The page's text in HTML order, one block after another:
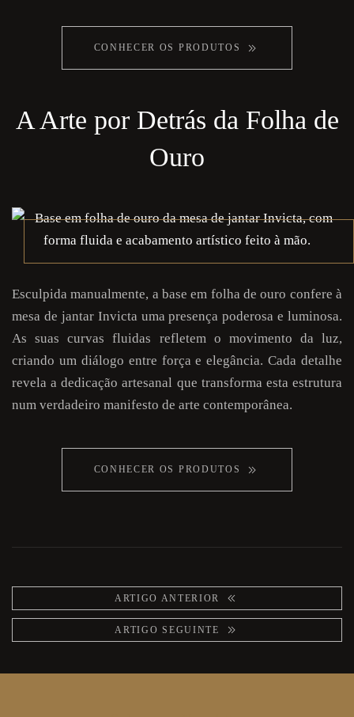
CONHECER OS PRODUTOS
A Arte por Detrás da Folha de
Ouro
Esculpida manualmente, a base em folha de ouro confere à
mesa de jantar Invicta uma presença poderosa e luminosa.
As suas curvas fluidas refletem o movimento da luz,
criando um diálogo entre força e elegância. Cada detalhe
revela a dedicação artesanal que transforma esta estrutura
num verdadeiro manifesto de arte contemporânea.
CONHECER OS PRODUTOS
ARTIGO ANTERIOR
ARTIGO SEGUINTE